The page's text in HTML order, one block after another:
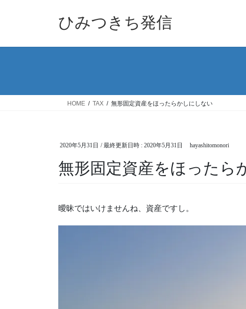
ひみつきち発信
HOME TAX 無形固定資産をほったらかしにしない
2020年5月31日 / 最終更新日時 : 2020年5月31日 hayashitomonori
無形固定資産をほったら
曖昧ではいけませんね、資産ですし。